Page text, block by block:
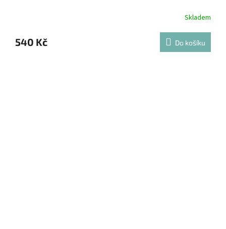
Skladem
540 Kč Do košíku